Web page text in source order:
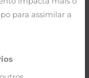
para assimilar a